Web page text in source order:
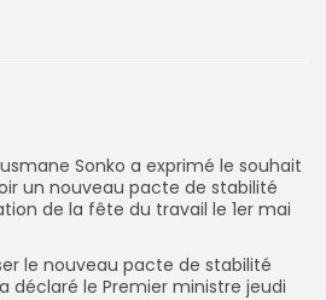
Sonko a exprimé le souhait
un nouveau pacte de stabilité
de la fête du travail le 1er mai
le nouveau pacte de stabilité
a déclaré le Premier ministre jeudi